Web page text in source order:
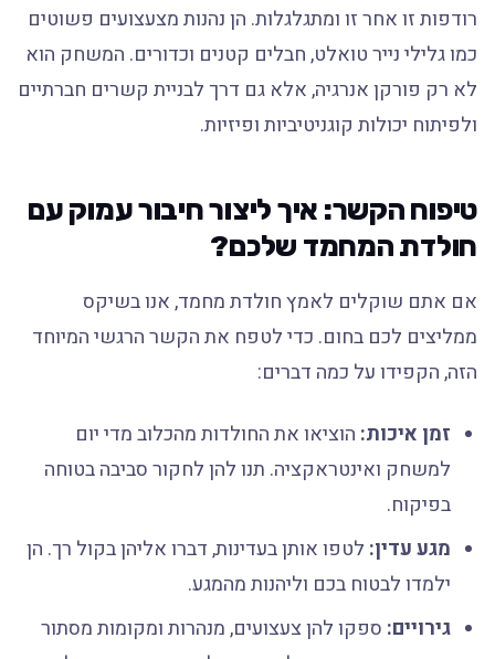
רודפות זו אחר זו ומתגלגלות. הן נהנות מצעצועים פשוטים
כמו גלילי נייר טואלט, חבלים קטנים וכדורים. המשחק הוא
לא רק פורקן אנרגיה, אלא גם דרך לבניית קשרים חברתיים
ולפיתוח יכולות קוגניטיביות ופיזיות.
טיפוח הקשר: איך ליצור חיבור עמוק עם
חולדת המחמד שלכם?
אם אתם שוקלים לאמץ חולדת מחמד, אנו בשיקס
ממליצים לכם בחום. כדי לטפח את הקשר הרגשי המיוחד
הזה, הקפידו על כמה דברים:
זמן איכות:הוציאו את החולדות מהכלוב מדי יום
למשחק ואינטראקציה. תנו להן לחקור סביבה בטוחה
בפיקוח.
מגע עדין:לטפו אותן בעדינות, דברו אליהן בקול רך. הן
ילמדו לבטוח בכם וליהנות מהמגע.
גירויים:ספקו להן צעצועים, מנהרות ומקומות מסתור